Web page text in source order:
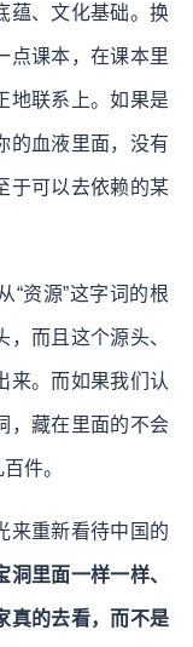
蕴、文化基础。换
点课本，在课本里
地联系上。如果是
的血液里面，没有
于可以去依赖的某
“资源”这字词的根
而且这个源头、
来。而如果我们认
，藏在里面的不会
件。
来重新看待中国的
洞里面一样一样、
真的去看，而不是